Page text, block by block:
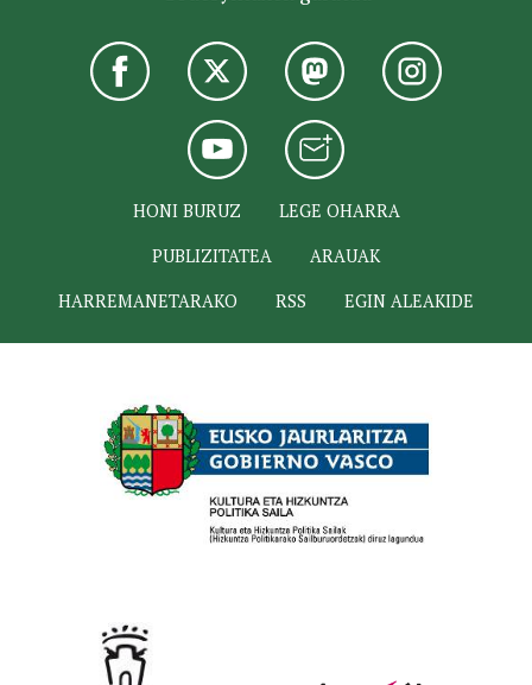
HONI BURUZ
LEGE OHARRA
PUBLIZITATEA
ARAUAK
HARREMANETARAKO
RSS EGIN ALEAKIDE